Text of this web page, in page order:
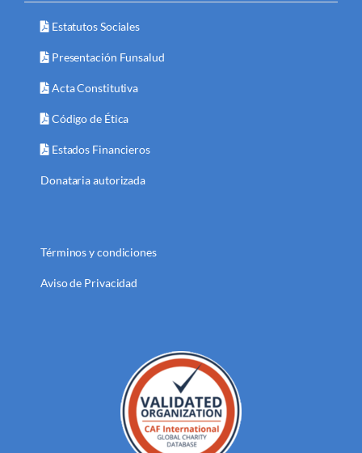
Estatutos Sociales
Presentación Funsalud
Acta Constitutiva
Código de Ética
Estados Financieros
Donataria autorizada
Términos y condiciones
Aviso de Privacidad